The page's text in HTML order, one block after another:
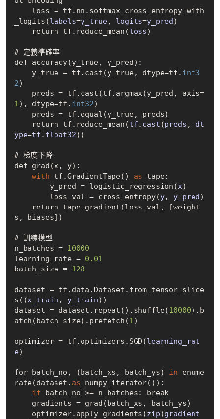
    loss = tf.nn.softmax
_cross_entropy_with
_logits(labels=y_true, logits=y_pred)
    return tf.reduce
_mean(loss)
# 定義準確率
def accuracy(y_true, y_pred):
    y_true = tf.cast(y_true, dtype=tf.
int3
2)
    preds = tf.cast(tf.argmax(y_pred, axis=
1), dtype=tf. int32)
    return tf.reduce
_mean(tf . cast (preds , dt
ype=tf . float32) )
# 梯度下降
def grad(x, y):
with tf.GradientTape() as tape:
        y_pred = logistic
_regression(x)
        loss_val = cross
_entropy(y, y_pred)
    return tape.gradient(loss_val,
[weight
s , biases] )
# 訓練模型
n_batches = 10000
learning_rate = 0.01
batch_size = 128
dataset = tf.data. Dataset . from_tensor_slice
s((x_train , y_train) )
dataset = dataset.repeat () .shuffle(10000).b
atch(batch_size).prefetch(1)
optimizer = tf.optimizers. SGD(learning_rat
e)
for batch_no, (batch_xs, batch_ys) in enume
rate(dataset. as _numpy_iterator() ):
if batch_no >= n_batches: break
    optimizer.apply
_gradients(zip (gradient